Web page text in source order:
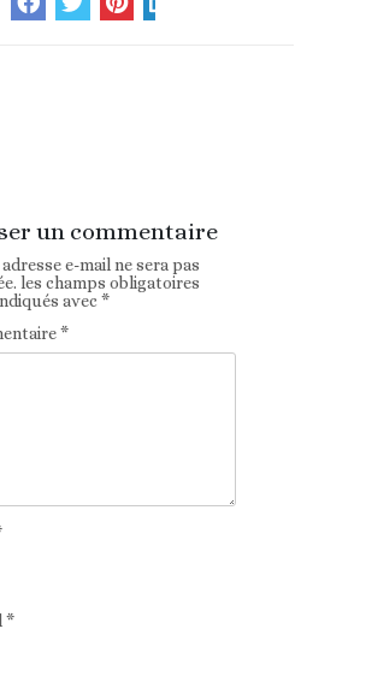
un commentaire
e-mail ne sera pas
les champs obligatoires
avec*
*
*